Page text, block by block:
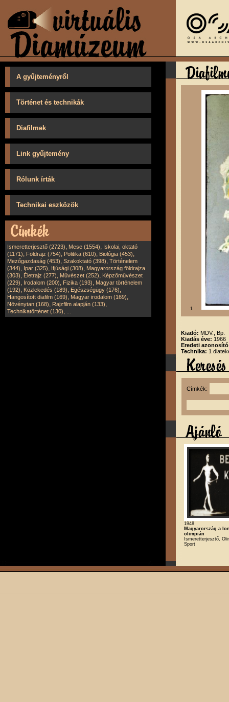
A gyűjteményről
Történet és technikák
Diafilmek
Link gyűjtemény
Rólunk írták
Technikai eszközök
Ismeretterjesztő (2723), Mese (1554), Iskolai, oktató
(1171), Földrajz (754), Politika (610), Biológia (453),
Mezőgazdaság (453), Szakoktató (398), Történelem
(344), Ipar (325), Ifjúsági (308), Magyarország földrajza
(303), Életrajz (277), Művészet (252), Képzőművészet
(229), Irodalom (200), Fizika (193), Magyar történelem
(192), Közlekedés (189), Egészségügy (176),
Hangosított diafilm (169), Magyar irodalom (169),
Növénytan (168), Rajzfilm alapján (133),
Technikatörténet (130), 1
Kiadó: MDV., Bp.
Kiadás éve: 1966
Eredeti
Technika: 1
Címkék:
1948
Magyarország a
olimpián
Ismeretterjesztő,
Sport